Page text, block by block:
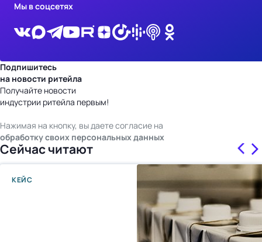
Мы в соцсетях
Подпишитесь
на новости ритейла
Получайте новости
индустрии ритейла первым!
Нажимая на кнопку, вы даете согласие на
обработку своих персональных данных
Сейчас читают
КЕЙС